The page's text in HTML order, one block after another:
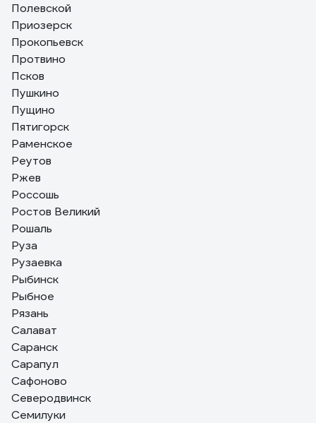
Полевской
Приозерск
Прокопьевск
Протвино
Псков
Пушкино
Пущино
Пятигорск
Раменское
Реутов
Ржев
Россошь
Ростов Великий
Рошаль
Руза
Рузаевка
Рыбинск
Рыбное
Рязань
Салават
Саранск
Сарапул
Сафоново
Северодвинск
Семилуки